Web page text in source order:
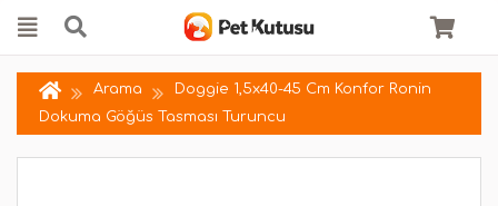
Arama
Doggie 1,5x40-45 Cm Konfor Ronin
Dokuma Göğüs Tasması Turuncu